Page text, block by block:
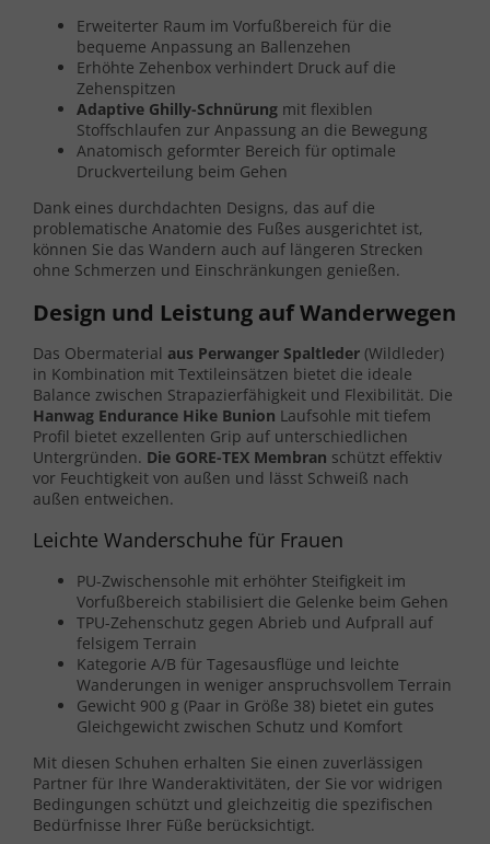
Erweiterter Raum im Vorfußbereich für die
bequeme Anpassung an Ballenzehen
Erhöhte Zehenbox verhindert Druck auf die
Zehenspitzen
Adaptive Ghilly-Schnürung mit flexiblen
Stoffschlaufen zur Anpassung an die Bewegung
Anatomisch geformter Bereich für optimale
Druckverteilung beim Gehen
Dank eines durchdachten Designs, das auf die
problematische Anatomie des Fußes ausgerichtet ist,
können Sie das Wandern auch auf längeren Strecken
ohne Schmerzen und Einschränkungen genießen.
Design und Leistung auf Wanderwegen
Das Obermaterial aus Perwanger Spaltleder (Wildleder)
in Kombination mit Textileinsätzen bietet die ideale
Balance zwischen Strapazierfähigkeit und Flexibilität. Die
Hanwag Endurance Hike Bunion Laufsohle mit tiefem
Profil bietet exzellenten Grip auf unterschiedlichen
Untergründen. Die GORE-TEX Membran schützt effektiv
vor Feuchtigkeit von außen und lässt Schweiß nach
außen entweichen.
Leichte Wanderschuhe für Frauen
PU-Zwischensohle mit erhöhter Steifigkeit im
Vorfußbereich stabilisiert die Gelenke beim Gehen
TPU-Zehenschutz gegen Abrieb und Aufprall auf
felsigem Terrain
Kategorie A/B für Tagesausflüge und leichte
Wanderungen in weniger anspruchsvollem Terrain
Gewicht 900 g (Paar in Größe 38) bietet ein gutes
Gleichgewicht zwischen Schutz und Komfort
Mit diesen Schuhen erhalten Sie einen zuverlässigen
Partner für Ihre Wanderaktivitäten, der Sie vor widrigen
Bedingungen schützt und gleichzeitig die spezifischen
Bedürfnisse Ihrer Füße berücksichtigt.